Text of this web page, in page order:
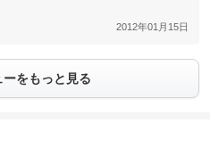
2012年01月15日
をもっと見る